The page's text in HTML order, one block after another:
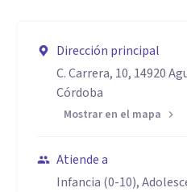
Aptitudes
Eloísa Ruiz Márquez
Licenciada en Psicología
Psicóloga Colegiada
Dirección principal
C. Carrera, 10, 14920
Córdoba
Mostrar en el mapa
Atiende a
Infancia (0-10),